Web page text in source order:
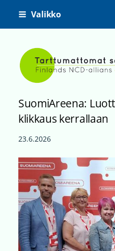
Siirry
Valikko
SuomiAreena:
klikkaus kerrallaan
23.6.2026